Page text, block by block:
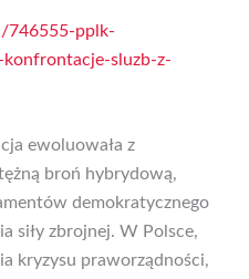
746555-pplk-
sluzb-z-
ewoluowała z
broń hybrydową,
demokratycznego
siły zbrojnej. W Polsce,
kryzysu praworządności,